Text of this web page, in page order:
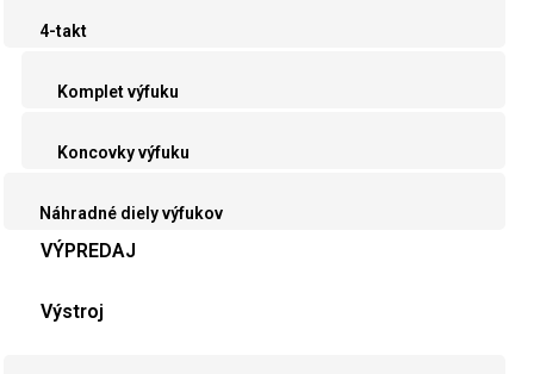
4-takt
Komplet výfuku
Koncovky výfuku
Náhradné diely výfukov
VÝPREDAJ
Výstroj